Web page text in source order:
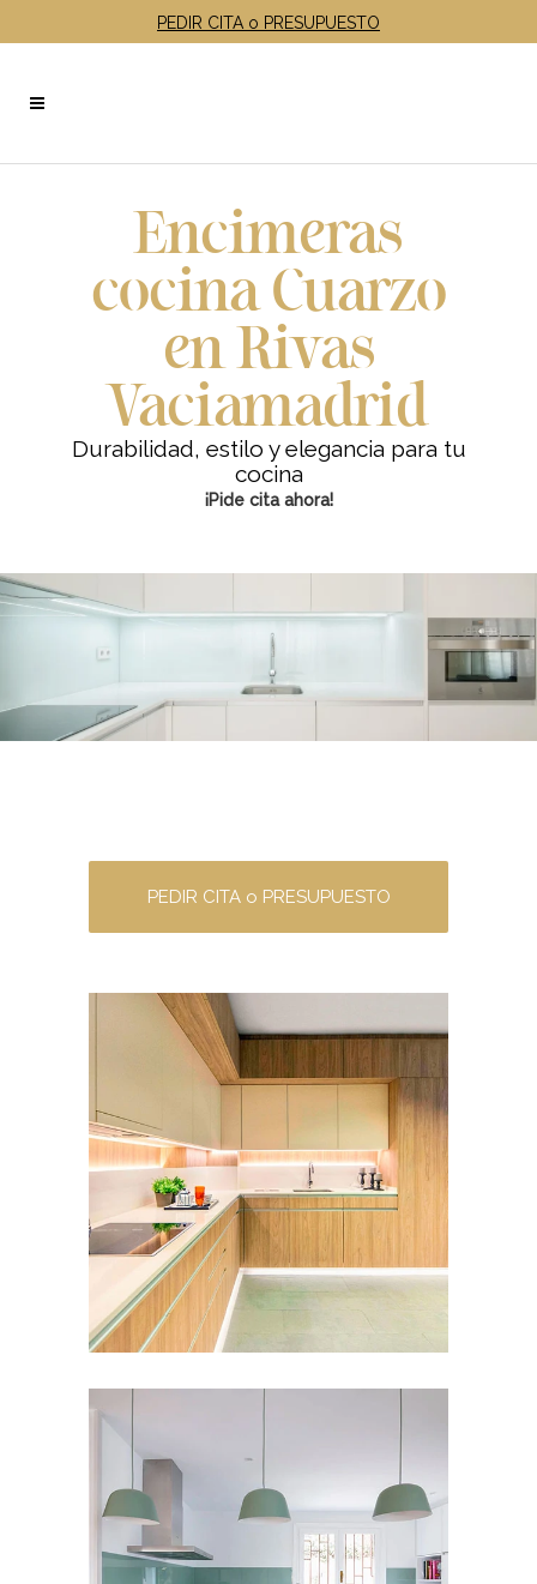
PEDIR CITA o PRESUPUESTO
Encimeras
cocina Cuarzo
en Rivas
Vaciamadrid
Durabilidad, estilo y elegancia para tu
cocina
¡Pide cita ahora!
PEDIR CITA o PRESUPUESTO